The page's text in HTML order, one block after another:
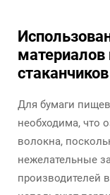
материалов
стаканчиков
Для бумаги
необходима, что
волокна,
нежелательные
производителей